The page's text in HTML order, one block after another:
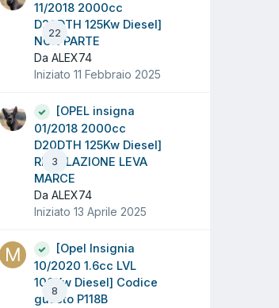
22
11/2018 2000cc
D20DTH 125Kw Diesel]
NON PARTE
Da ALEX74
Iniziato 11 Febbraio 2025
3
[OPEL insigna
01/2018 2000cc
D20DTH 125Kw Diesel]
REGOLAZIONE LEVA
MARCE
Da ALEX74
Iniziato 13 Aprile 2025
8
[Opel Insignia
10/2020 1.6cc LVL
100Kw Diesel] Codice
guasto P118B